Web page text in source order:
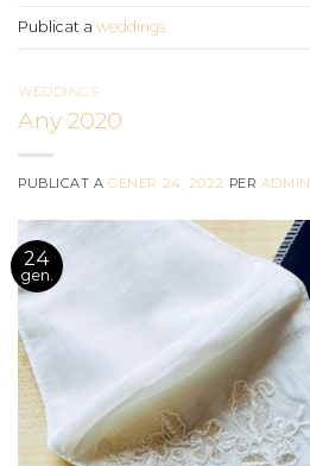
Publicat a weddings
WEDDINGS
Any 2020
PUBLICAT AGENER 24, 2022 PER ADMIN
24
gen.